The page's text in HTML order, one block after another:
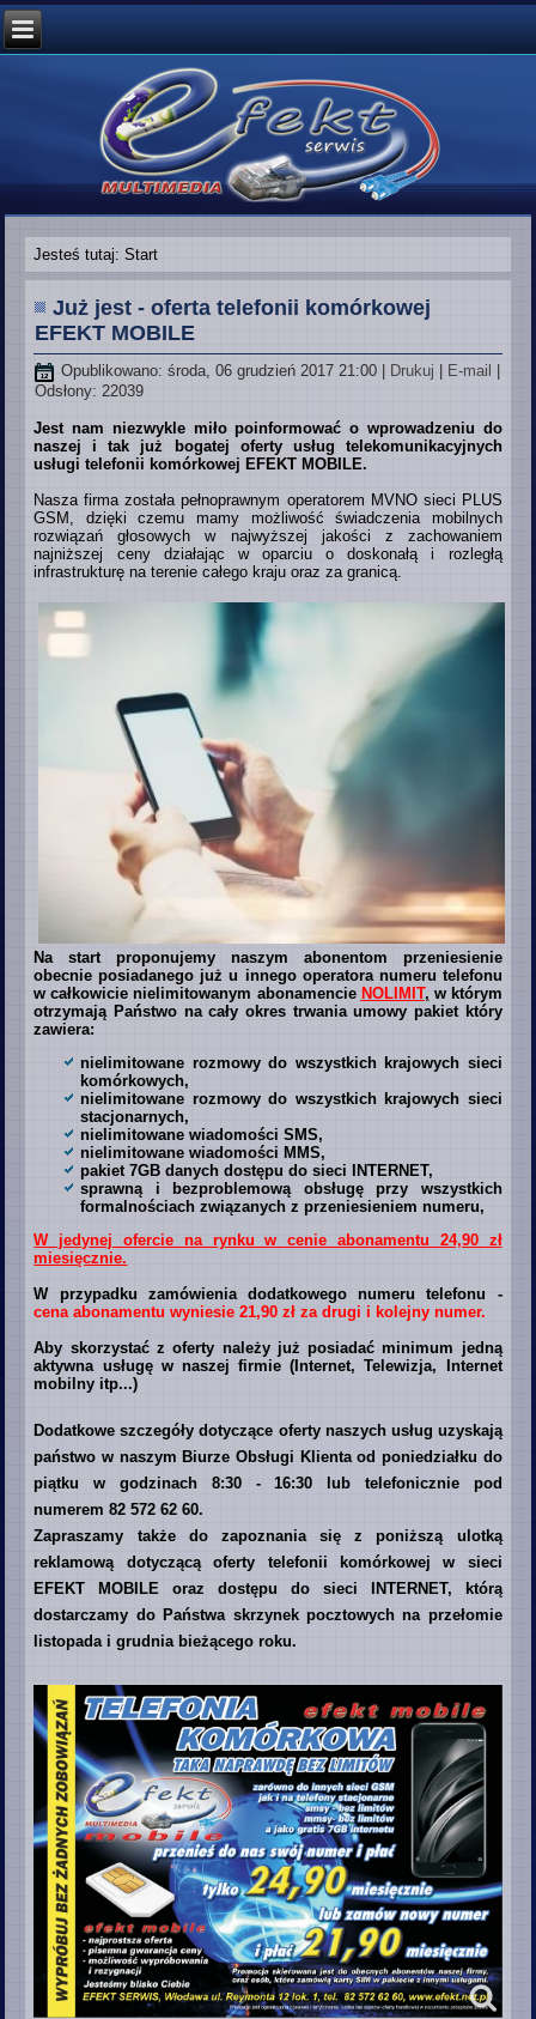
Jesteś tutaj:Start
Już jest - oferta telefonii komórkowej
EFEKT MOBILE
Opublikowano: środa, 06 grudzień 2017 21:00 Drukuj E-mail
Odsłony: 22039
Jest nam niezwykle miło poinformować o wprowadzeniu do
naszej i tak już bogatej oferty usług telekomunikacyjnych
usługi telefonii komórkowej EFEKT MOBILE.
Nasza firma została pełnoprawnym operatorem MVNO sieci PLUS
GSM, dzięki czemu mamy możliwość świadczenia mobilnych
rozwiązań głosowych w najwyższej jakości z zachowaniem
najniższej ceny działając w oparciu o doskonałą i rozległą
infrastrukturę na terenie całego kraju oraz za granicą.
Na start proponujemy naszym abonentom przeniesienie
obecnie posiadanego już u innego operatora numeru telefonu
w całkowicie nielimitowanym abonamencie NOLIMIT, w którym
otrzymają Państwo na cały okres trwania umowy pakiet który
zawiera:
nielimitowane rozmowy do wszystkich krajowych sieci
komórkowych,
nielimitowane rozmowy do wszystkich krajowych sieci
stacjonarnych,
nielimitowane wiadomości SMS,
nielimitowane wiadomości MMS,
pakiet 7GB danych dostępu do sieci INTERNET,
sprawną i bezproblemową obsługę przy wszystkich
formalnościach związanych z przeniesieniem numeru,
W jedynej ofercie na rynku w cenie abonamentu 24,90 zł
miesięcznie.
W przypadku zamówienia dodatkowego numeru telefonu -
cena abonamentu wyniesie 21,90 zł za drugi i kolejny numer.
Aby skorzystać z oferty należy już posiadać minimum jedną
aktywna usługę w naszej firmie (Internet, Telewizja, Internet
mobilny itp...)
Dodatkowe szczegóły dotyczące oferty naszych usług uzyskają
państwo w naszym Biurze Obsługi Klienta od poniedziałku do
piątku w godzinach 8:30 - 16:30 lub telefonicznie pod
numerem 82 572 62 60.
Zapraszamy także do zapoznania się z poniższą ulotką
reklamową dotyczącą oferty telefonii komórkowej w sieci
EFEKT MOBILE oraz dostępu do sieci INTERNET, którą
dostarczamy do Państwa skrzynek pocztowych na przełomie
listopada i grudnia bieżącego roku.